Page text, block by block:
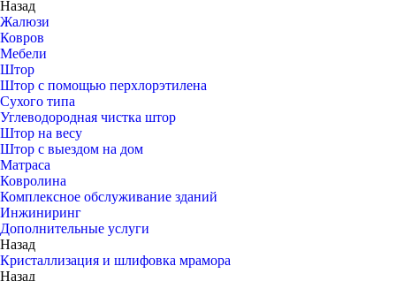
Назад
Жалюзи
Ковров
Мебели
Штор
Штор с помощью перхлорэтилена
Сухого типа
Углеводородная чистка штор
Штор на весу
Штор с выездом на дом
Матраса
Ковролина
Комплексное обслуживание зданий
Инжиниринг
Дополнительные услуги
Назад
Кристаллизация и шлифовка мрамора
Назад